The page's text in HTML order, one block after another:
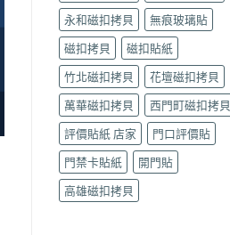
永和磁扣拷貝
無痕玻璃貼
磁扣拷貝
磁扣貼紙
竹北磁扣拷貝
花壇磁扣拷貝
萬華磁扣拷貝
西門町磁扣拷貝
評價貼紙 店家
門口評價貼
門禁卡貼紙
開門貼
高雄磁扣拷貝